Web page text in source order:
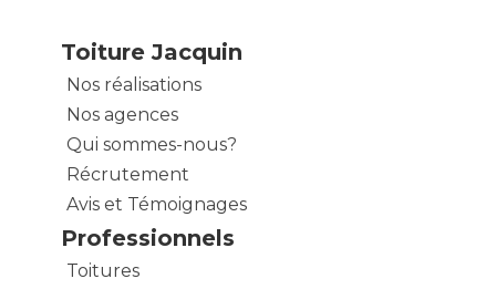
Toiture Jacquin
Nos réalisations
Nos agences
Qui sommes-nous?
Récrutement
Avis et Témoignages
Professionnels
Toitures